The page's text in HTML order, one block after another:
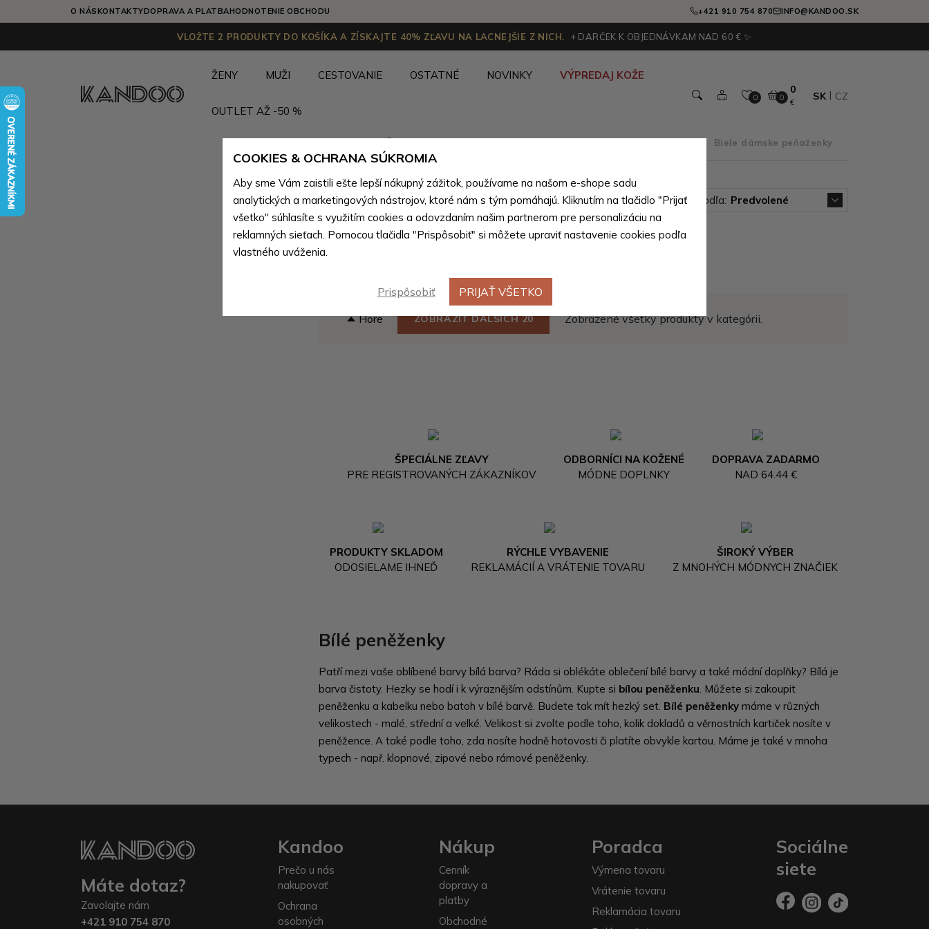
O NÁSKONTAKTYDOPRAVA A PLATBAHODNOTENIE OBCHODU +421 910 754 870 INFO@KANDOO.SK
VLOŽTE 2 PRODUKTY DO KOŠÍKA A ZÍSKAJTE 40% ZĽAVU NA LACNEJŠIE Z NICH. + DARČEK K OBJEDNÁVKAM NAD 60 € ✨
ŽENY MUŽI CESTOVANIE OSTATNÉ NOVINKY VÝPREDAJ KOŽE
OUTLET AŽ -50 %
0 0
0
€
SK CZ
Biele dámske peňaženky
Biele dámske peňaženky (0 produktov) Zoradiť podľa: Predvolené
Hore ZOBRAZIŤ ĎALŠÍCH 20 Zobrazené všetky produkty v kategórii.
ŠPECIÁLNE ZĽAVY
PRE REGISTROVANÝCH ZÁKAZNÍKOV
ODBORNÍCI NA KOŽENÉ
MÓDNE DOPLNKY
DOPRAVA ZADARMO
NAD 64.44 €
PRODUKTY SKLADOM
ODOSIELAME IHNEĎ
RÝCHLE VYBAVENIE
REKLAMÁCIÍ A VRÁTENIE TOVARU
ŠIROKÝ VÝBER
Z MNOHÝCH MÓDNYCH ZNAČIEK
Bílé peněženky
Patří mezi vaše oblíbené barvy bílá barva? Ráda si oblékáte oblečení bílé barvy a také módní doplňky? Bílá je
barva čistoty. Hezky se hodí i k výraznějším odstínům. Kupte si bílou peněženku. Můžete si zakoupit
peněženku a kabelku nebo batoh v bílé barvě. Budete tak mít hezký set. Bílé peněženky máme v různých
velikostech - malé, střední a velké. Velikost si zvolte podle toho, kolik dokladů a věrnostních kartiček nosíte v
peněžence. A také podle toho, zda nosíte hodně hotovosti či platíte obvykle kartou. Máme je také v mnoha
typech - např. klopnové, zipové nebo rámové peněženky.
COOKIES & OCHRANA SÚKROMIA
Aby sme Vám zaistili ešte lepší nákupný zážitok, používame na našom e-shope sadu
analytických a marketingových nástrojov, ktoré nám s tým pomáhajú. Kliknutím na tlačidlo "Prijať
všetko" súhlasíte s využitím cookies a odovzdaním našim partnerom pre personalizáciu na
reklamných sieťach. Pomocou tlačidla "Prispôsobiť" si môžete upraviť nastavenie cookies podľa
vlastného uváženia.
Prispôsobiť PRIJAŤ VŠETKO
Máte dotaz?
Zavolajte nám
+421 910 754 870
Kandoo
Prečo u nás
nakupovať
Ochrana
osobných
Nákup
Cenník
dopravy a
platby
Obchodné
Poradca
Výmena tovaru
Vrátenie tovaru
Reklamácia tovaru
Sociálne
siete